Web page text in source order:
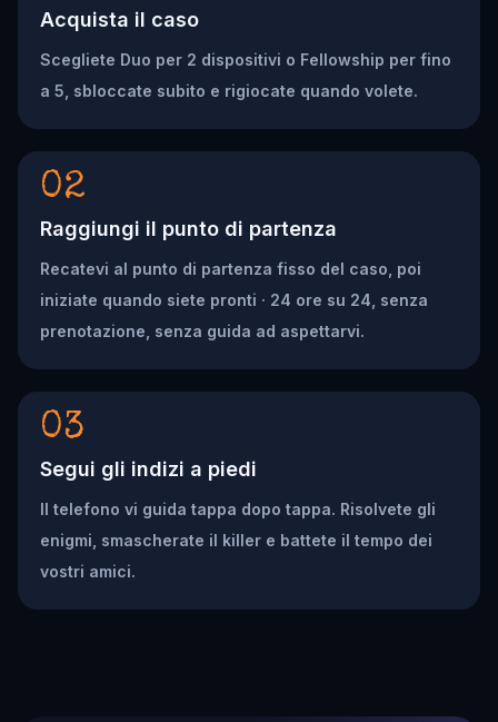
Acquista il caso
Scegliete Duo per 2 dispositivi o Fellowship per fino
a 5, sbloccate subito e rigiocate quando volete.
02
Raggiungi il punto di partenza
Recatevi al punto di partenza fisso del caso, poi
iniziate quando siete pronti · 24 ore su 24, senza
prenotazione, senza guida ad aspettarvi.
03
Segui gli indizi a piedi
Il telefono vi guida tappa dopo tappa. Risolvete gli
enigmi, smascherate il killer e battete il tempo dei
vostri amici.